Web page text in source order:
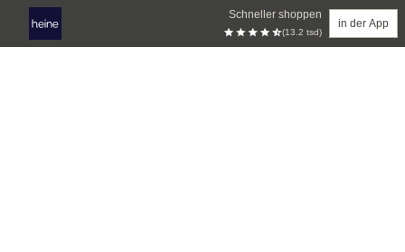
Schneller shoppen
(13.2 tsd)
in der App